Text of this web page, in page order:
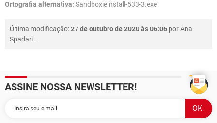
Ortografia alternativa: SandboxieInstall-533-3.exe
Última modificação:27 de outubro de 2020 às 06:06 porAna
Spadari .
ASSINE NOSSA NEWSLETTER!